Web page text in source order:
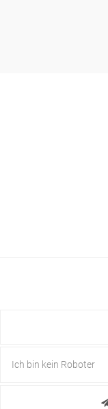
Ich bin kein Roboter